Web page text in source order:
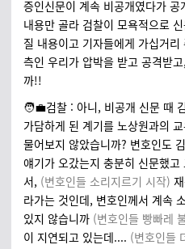
증인신문이 계속 비공개였다가
내용만 골라 검찰이 모욕적으로
질 내용이고 기자들에게 가십거
측인 우리가 압박을 받고 공격받
까!!
🧑‍💼검찰 : 아니, 비공개 신문 때
가담하게 된 계기를 노상원과의
물어보지 않았습니까? 변호인도
얘기가 오갔는지 충분히 신문했
서, (변호인들 소리지르기 시작)
라가는 것인데, 변호인께서 계속
있지 않습니까 (변호인들 빵빠레
이 지연되고 있는데.... (변호인들